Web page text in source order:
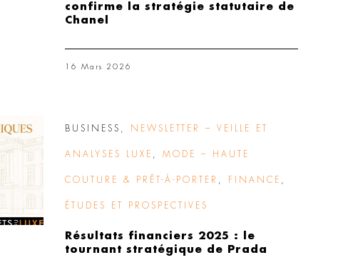
confirme la stratégie statutaire de
Chanel
16 Mars 2026
BUSINESS NEWSLETTER – VEILLE ET
ANALYSES LUXE MODE – HAUTE
COUTURE & PRÊT-À-PORTER FINANCE
ÉTUDES ET PROSPECTIVES
Résultats financiers 2025 : le
tournant stratégique de Prada